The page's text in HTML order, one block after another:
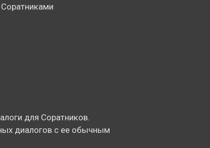
для Соратников.
диалогов с ее обычным